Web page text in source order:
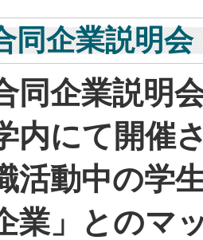
同企業説明会
同企業説明
内にて開催
活動中の学
業」とのマ